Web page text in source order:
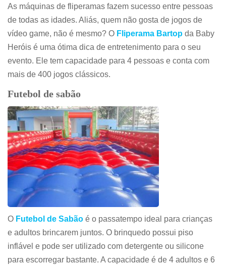
As máquinas de fliperamas fazem sucesso entre pessoas
de todas as idades. Aliás, quem não gosta de jogos de
vídeo game, não é mesmo? O Fliperama Bartop da Baby
Heróis é uma ótima dica de entretenimento para o seu
evento. Ele tem capacidade para 4 pessoas e conta com
mais de 400 jogos clássicos.
Futebol de sabão
O Futebol de Sabão é o passatempo ideal para crianças
e adultos brincarem juntos. O brinquedo possui piso
inflável e pode ser utilizado com detergente ou silicone
para escorregar bastante. A capacidade é de 4 adultos e 6